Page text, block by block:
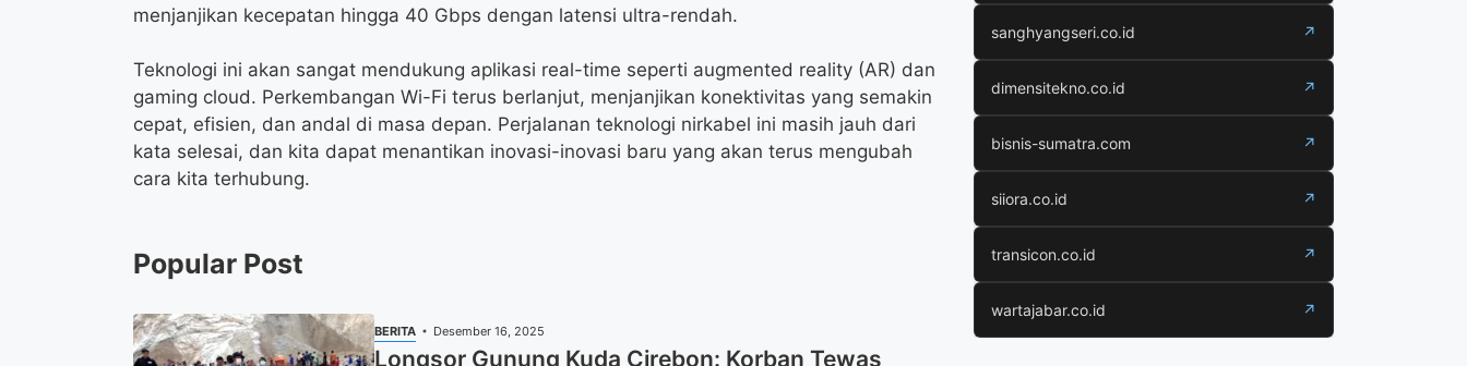
menjanjikan kecepatan hingga 40 Gbps dengan latensi ultra-rendah.
Teknologi ini akan sangat mendukung aplikasi real-time seperti augmented reality (AR) dan
gaming cloud. Perkembangan Wi-Fi terus berlanjut, menjanjikan konektivitas yang semakin
cepat, efisien, dan andal di masa depan. Perjalanan teknologi nirkabel ini masih jauh dari
kata selesai, dan kita dapat menantikan inovasi-inovasi baru yang akan terus mengubah
cara kita terhubung.
Popular Post
BERITA Desember 16, 2025
Longsor Gunung Kuda Cirebon: Korban Tewas
sanghyangseri.co.id ↗
dimensitekno.co.id ↗
bisnis-sumatra.com ↗
siiora.co.id ↗
transicon.co.id ↗
wartajabar.co.id ↗